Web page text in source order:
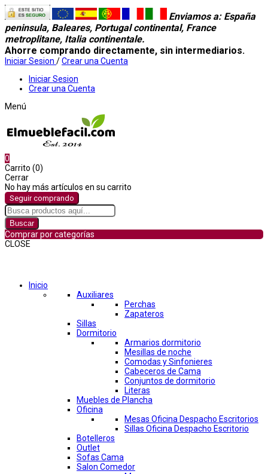
Enviamos a: España
peninsula, Baleares, Portugal continental, France
metroplitane, Italia continentale.
Ahorre comprando directamente, sin intermediarios.
Iniciar Sesion /Crear una Cuenta
Iniciar Sesion
Crear una Cuenta
Menú
0
Carrito (0)
Cerrar
No hay más artículos en su carrito
Seguir comprando
Buscar
Comprar por categorías
CLOSE
Inicio
Auxiliares
Perchas
Zapateros
Sillas
Dormitorio
Armarios dormitorio
Mesillas de noche
Comodas y Sinfonieres
Cabeceros de Cama
Conjuntos de dormitorio
Literas
Muebles de Plancha
Oficina
Mesas Oficina Despacho Escritorios
Sillas Oficina Despacho Escritorio
Botelleros
Outlet
Sofas Cama
Salon Comedor